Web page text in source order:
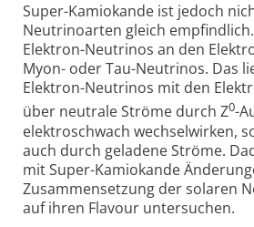
Super-Kamiokande ist jedoch
Neutrinoarten gleich
Elektron-Neutrinos an den
Myon- oder Tau-Neutrinos. Das
Elektron-Neutrinos mit den
über neutrale Ströme durch Z0-
elektroschwach wechselwirken,
auch durch geladene Ströme.
mit Super-Kamiokande
Zusammensetzung der solaren
auf ihren Flavour untersuchen.